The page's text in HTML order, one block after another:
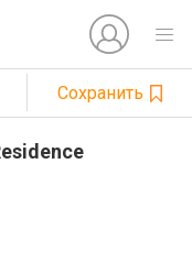
Сохранить